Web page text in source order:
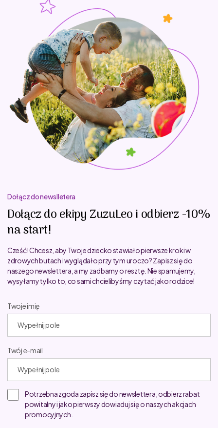
Dołącz do newslletera
Dołącz do ekipy ZuzuLeo i odbierz -10%
na start!
Cześć! Chcesz, aby Twoje dziecko stawiało pierwsze kroki w
zdrowych butach i wyglądało przy tym uroczo? Zapisz się do
naszego newslettera, a my zadbamy o resztę. Nie spamujemy,
wysyłamy tylko to, co sami chcielibyśmy czytać jako rodzice!
Twoje imię
Twój e-mail
Potrzebna zgoda zapisz się do newslettera, odbierz rabat
powitalny i jako pierwszy dowiaduj się o naszych akcjach
promocyjnych.